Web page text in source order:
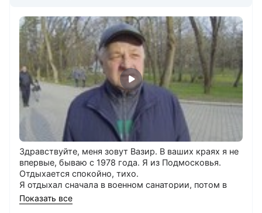
Здравствуйте, меня зовут Вазир. В ваших краях я не
впервые, бываю с 1978 года. Я из Подмосковья.
Отдыхается спокойно, тихо.
Я отдыхал сначала в военном санатории, потом в
Клинике НИИ Курортологии. Выбрал этот
санаторий, потому что нравится мне он.
Показать все